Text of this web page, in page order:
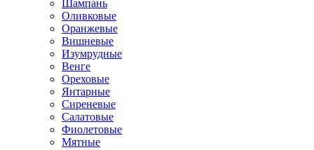
Шампань
Оливковые
Оранжевые
Вишневые
Изумрудные
Венге
Ореховые
Янтарные
Сиреневые
Салатовые
Фиолетовые
Мятные